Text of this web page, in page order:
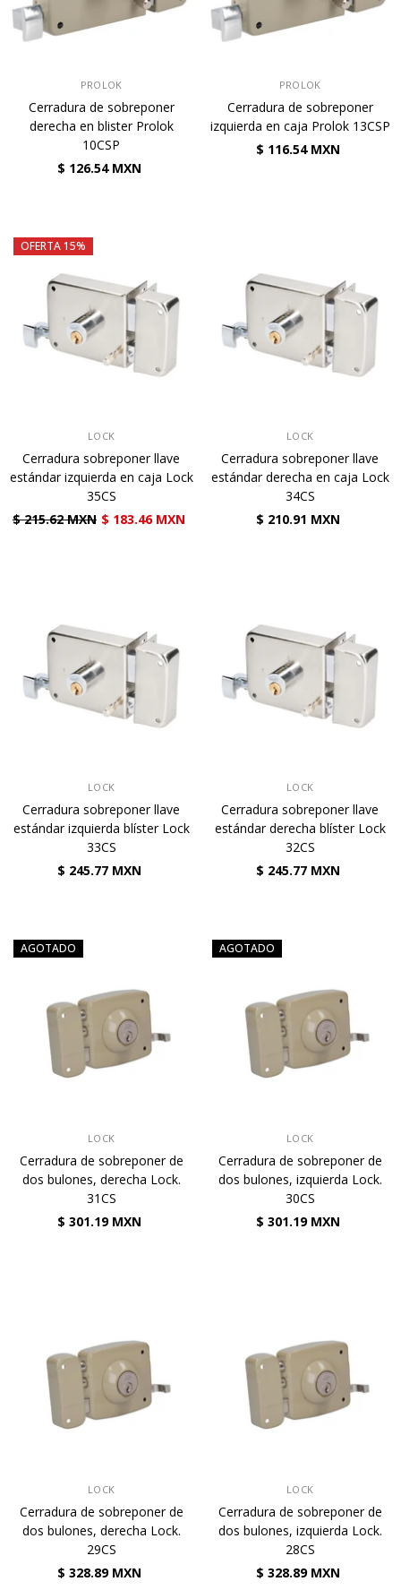
PROLOK
Cerradura de sobreponer
derecha en blister Prolok
10CSP
$ 126.54 MXN
PROLOK
Cerradura de sobreponer
izquierda en caja Prolok 13CSP
$ 116.54 MXN
OFERTA 15%
LOCK
Cerradura sobreponer llave
estándar izquierda en caja Lock
35CS
$ 215.62 MXN $ 183.46 MXN
LOCK
Cerradura sobreponer llave
estándar derecha en caja Lock
34CS
$ 210.91 MXN
LOCK
Cerradura sobreponer llave
estándar izquierda blíster Lock
33CS
$ 245.77 MXN
LOCK
Cerradura sobreponer llave
estándar derecha blíster Lock
32CS
$ 245.77 MXN
AGOTADO
LOCK
Cerradura de sobreponer de
dos bulones, derecha Lock.
31CS
$ 301.19 MXN
AGOTADO
LOCK
Cerradura de sobreponer de
dos bulones, izquierda Lock.
30CS
$ 301.19 MXN
LOCK
Cerradura de sobreponer de
dos bulones, derecha Lock.
29CS
$ 328.89 MXN
LOCK
Cerradura de sobreponer de
dos bulones, izquierda Lock.
28CS
$ 328.89 MXN